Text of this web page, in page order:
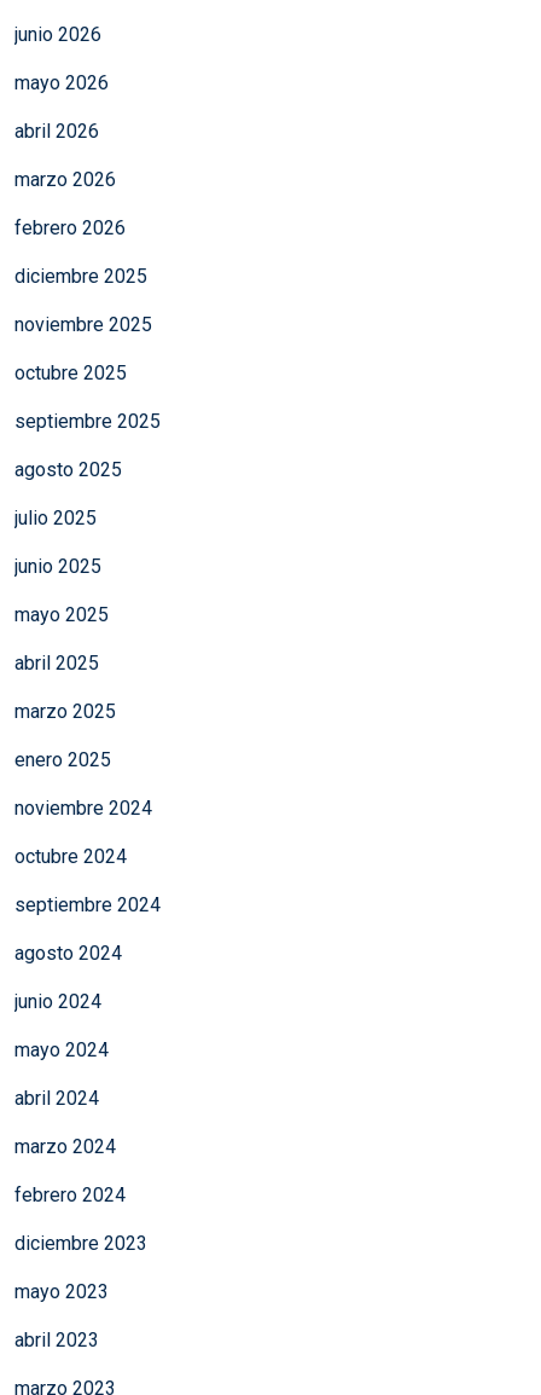
junio 2026
mayo 2026
abril 2026
marzo 2026
febrero 2026
diciembre 2025
noviembre 2025
octubre 2025
septiembre 2025
agosto 2025
julio 2025
junio 2025
mayo 2025
abril 2025
marzo 2025
enero 2025
noviembre 2024
octubre 2024
septiembre 2024
agosto 2024
junio 2024
mayo 2024
abril 2024
marzo 2024
febrero 2024
diciembre 2023
mayo 2023
abril 2023
marzo 2023